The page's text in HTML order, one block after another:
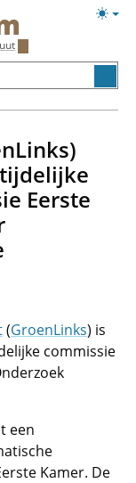
Eerste
(GroenLinks) is
commissie
een
Kamer. De